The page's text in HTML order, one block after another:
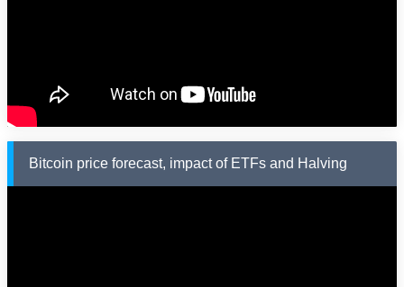
Bitcoin price forecast, impact of ETFs and Halving